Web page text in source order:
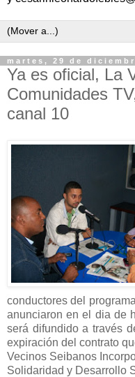
martes, 29 de
Ya es oficial, La
Comunidades
canal 10
conductores del
anunciaron en el dia de
será difundido a través
expiración del contrato
Vecinos Seibanos
Solidaridad y Desarrollo